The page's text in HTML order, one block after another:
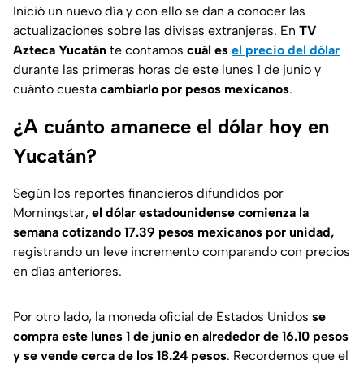
Inició un nuevo día y con ello se dan a conocer las
actualizaciones sobre las divisas extranjeras. En TV
Azteca Yucatán te contamos cuál es el precio del dólar
durante las primeras horas de este lunes 1 de junio y
cuánto cuesta cambiarlo por pesos mexicanos.
¿A cuánto amanece el dólar hoy en
Yucatán?
Según los reportes financieros difundidos por
Morningstar, el dólar estadounidense comienza la
semana cotizando 17.39 pesos mexicanos por unidad,
registrando un leve incremento comparando con precios
en días anteriores.
Por otro lado, la moneda oficial de Estados Unidos se
compra este lunes 1 de junio en alrededor de 16.10 pesos
y se vende cerca de los 18.24 pesos. Recordemos que el